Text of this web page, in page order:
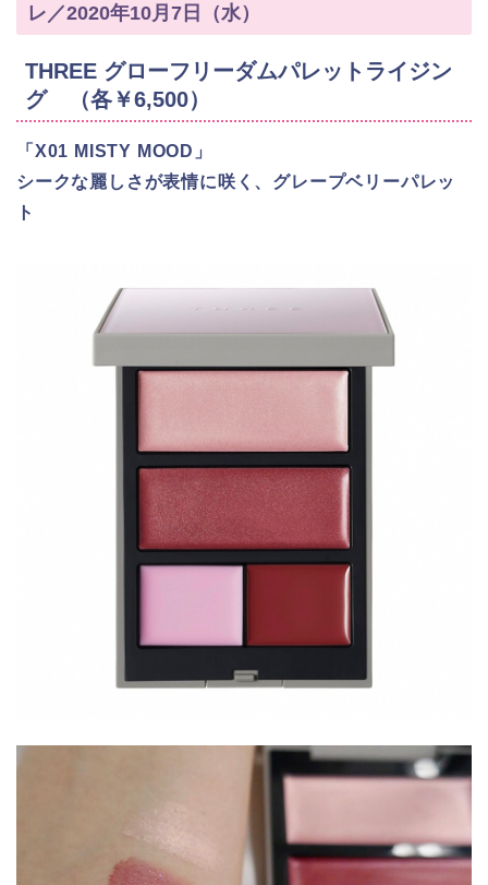
レ／2020年10月7日（水）
THREE グローフリーダムパレットライジン
グ （各￥6,500）
「X01 MISTY MOOD」
シークな麗しさが表情に咲く、グレープベリーパレッ
ト